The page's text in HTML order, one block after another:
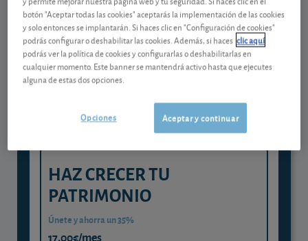
Gestiona tu dinero con visión
experta
y consigue que cada euro trabaje
HAZ CRECER TU
PATRIMONIO
Únete y ahorra un 35%
17,00€/mes
botón "Aceptar todas las cookies" aceptarás la implementación de las cookies
y solo entonces se implantarán. Si haces clic en "Configuración de cookies"
podrás configurar o deshabilitar las cookies. Además, si haces clic aquí
podrás ver la política de cookies y configurarlas o deshabilitarlas en
cualquier momento. Este banner se mantendrá activo hasta que ejecutes
alguna de estas dos opciones.
Aceptar y continuar
Opciones